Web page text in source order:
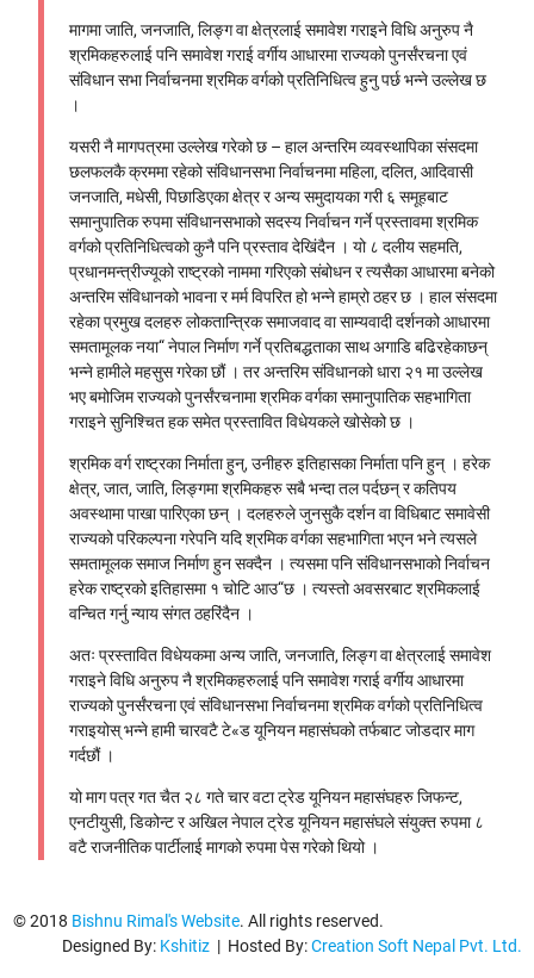
मागमा जाति, जनजाति, लिङ्ग वा क्षेत्रलाई समावेश गराइने विधि अनुरुप नै
श्रमिकहरुलाई पनि समावेश गराई वर्गीय आधारमा राज्यको पुनर्संरचना एवं
संविधान सभा निर्वाचनमा श्रमिक वर्गको प्रतिनिधित्व हुनु पर्छ भन्ने उल्लेख छ
।
यसरी नै मागपत्रमा उल्लेख गरेको छ – हाल अन्तरिम व्यवस्थापिका संसदमा
छलफलकै क्रममा रहेको संविधानसभा निर्वाचनमा महिला, दलित, आदिवासी
जनजाति, मधेसी, पिछाडिएका क्षेत्र र अन्य समुदायका गरी ६ समूहबाट
समानुपातिक रुपमा संविधानसभाको सदस्य निर्वाचन गर्ने प्रस्तावमा श्रमिक
वर्गको प्रतिनिधित्वको कुनै पनि प्रस्ताव देखिंदैन । यो ८ दलीय सहमति,
प्रधानमन्त्रीज्यूको राष्ट्रको नाममा गरिएको संबोधन र त्यसैका आधारमा बनेको
अन्तरिम संविधानको भावना र मर्म विपरित हो भन्ने हाम्रो ठहर छ । हाल संसदमा
रहेका प्रमुख दलहरु लोकतान्त्रिक समाजवाद वा साम्यवादी दर्शनको आधारमा
समतामूलक नया“ नेपाल निर्माण गर्ने प्रतिबद्धताका साथ अगाडि बढिरहेकाछन्
भन्ने हामीले महसुस गरेका छौं । तर अन्तरिम संविधानको धारा २१ मा उल्लेख
भए बमोजिम राज्यको पुनर्संरचनामा श्रमिक वर्गका समानुपातिक सहभागिता
गराइने सुनिश्चित हक समेत प्रस्तावित विधेयकले खोसेको छ ।
श्रमिक वर्ग राष्ट्रका निर्माता हुन्, उनीहरु इतिहासका निर्माता पनि हुन् । हरेक
क्षेत्र, जात, जाति, लिङ्गमा श्रमिकहरु सबै भन्दा तल पर्दछन् र कतिपय
अवस्थामा पाखा पारिएका छन् । दलहरुले जुनसुकै दर्शन वा विधिबाट समावेसी
राज्यको परिकल्पना गरेपनि यदि श्रमिक वर्गका सहभागिता भएन भने त्यसले
समतामूलक समाज निर्माण हुन सक्दैन । त्यसमा पनि संविधानसभाको निर्वाचन
हरेक राष्ट्रको इतिहासमा १ चोटि आउ“छ । त्यस्तो अवसरबाट श्रमिकलाई
वन्चित गर्नु न्याय संगत ठहरिंदैन ।
अतः प्रस्तावित विधेयकमा अन्य जाति, जनजाति, लिङ्ग वा क्षेत्रलाई समावेश
गराइने विधि अनुरुप नै श्रमिकहरुलाई पनि समावेश गराई वर्गीय आधारमा
राज्यको पुनर्संरचना एवं संविधानसभा निर्वाचनमा श्रमिक वर्गको प्रतिनिधित्व
गराइयोस् भन्ने हामी चारवटै टे«ड यूनियन महासंघको तर्फबाट जोडदार माग
गर्दछौं ।
यो माग पत्र गत चैत २८ गते चार वटा ट्रेड यूनियन महासंघहरु जिफन्ट,
एनटीयुसी, डिकोन्ट र अखिल नेपाल ट्रेड यूनियन महासंघले संयुक्त रुपमा ८
वटै राजनीतिक पार्टीलाई मागको रुपमा पेस गरेको थियो ।
© 2018 Bishnu Rimal's Website. All rights reserved.
Designed By: Kshitiz| Hosted By:Creation Soft Nepal Pvt. Ltd.